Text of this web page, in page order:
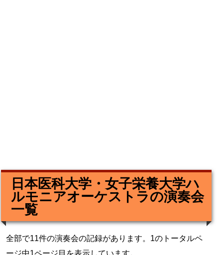
日本医科大学・女子栄養大学ハ
ルモニアオーケストラの演奏会
一覧
全部で11件の演奏会の記録があります。1のトータルペ
ージ中1ページ目を表示しています。